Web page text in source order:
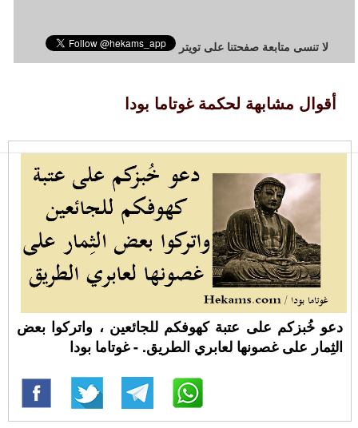
لا تنسى متابعة صفحتنا على تويتر
أقوال مشابهة لحكمة غوتاما بودا
دعو خُبزكم على عتبة كهوفكم للجائعين ، واتركوا بعض
الثِمار على غصونها لعابري الطريق. - غوتاما بودا